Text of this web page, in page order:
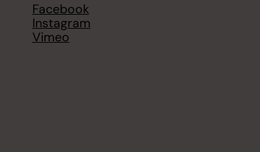
Facebook
Instagram
Vimeo